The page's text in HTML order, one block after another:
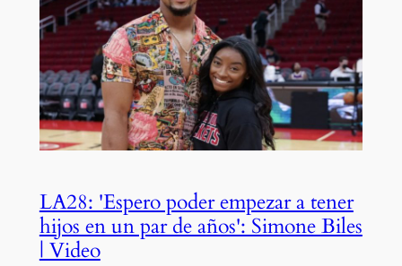
LA28: 'Espero poder empezar a tener
hijos en un par de años': Simone Biles
| Video